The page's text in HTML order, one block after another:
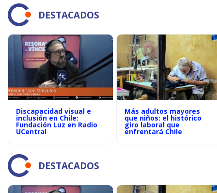
DESTACADOS
Discapacidad visual e
inclusión en Chile:
Fundación Luz en Radio
UCentral
Más adultos mayores
que niños: el histórico
giro laboral que
enfrentará Chile
DESTACADOS